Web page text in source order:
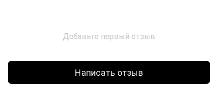
Добавьте первый отзыв
Написать отзыв